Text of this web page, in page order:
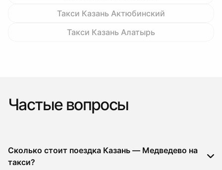
Такси Казань Актюбинский
Такси Казань Алатырь
Частые вопросы
Сколько стоит поездка Казань — Медведево на
такси?